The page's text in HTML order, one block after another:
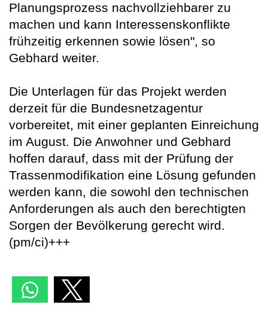
Planungsprozess nachvollziehbarer zu
machen und kann Interessenskonflikte
frühzeitig erkennen sowie lösen", so
Gebhard weiter.
Die Unterlagen für das Projekt werden
derzeit für die Bundesnetzagentur
vorbereitet, mit einer geplanten Einreichung
im August. Die Anwohner und Gebhard
hoffen darauf, dass mit der Prüfung der
Trassenmodifikation eine Lösung gefunden
werden kann, die sowohl den technischen
Anforderungen als auch den berechtigten
Sorgen der Bevölkerung gerecht wird.
(pm/ci)+++